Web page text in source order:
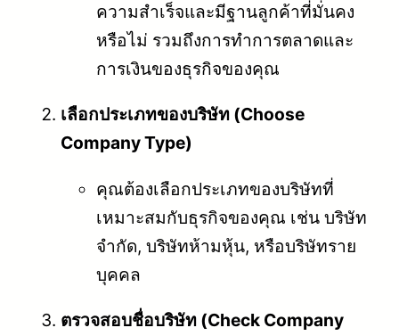
ความสำเร็จและมีฐานลูกค้าที่มั่นคง
หรือไม่ รวมถึงการทำการตลาดและ
การเงินของธุรกิจของคุณ
เลือกประเภทของบริษัท (Choose
Company Type)
คุณต้องเลือกประเภทของบริษัทที่
เหมาะสมกับธุรกิจของคุณ เช่น บริษัท
จำกัด, บริษัทห้ามหุ้น, หรือบริษัทราย
บุคคล
ตรวจสอบชื่อบริษัท (Check Company